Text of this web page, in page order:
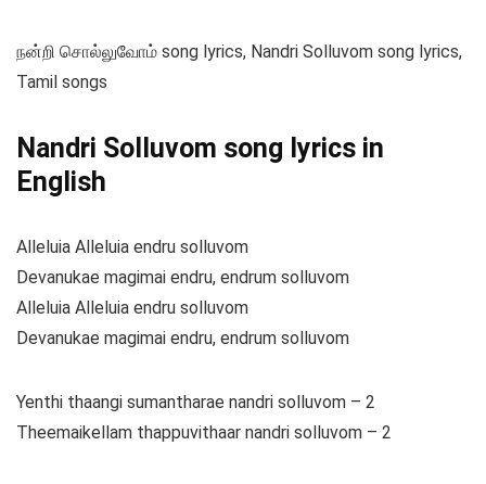
நன்றி சொல்லுவோம் song lyrics, Nandri Solluvom song lyrics,
Tamil songs
Nandri Solluvom song lyrics in
English
Alleluia Alleluia endru solluvom
Devanukae magimai endru, endrum solluvom
Alleluia Alleluia endru solluvom
Devanukae magimai endru, endrum solluvom
Yenthi thaangi sumantharae nandri solluvom – 2
Theemaikellam thappuvithaar nandri solluvom – 2